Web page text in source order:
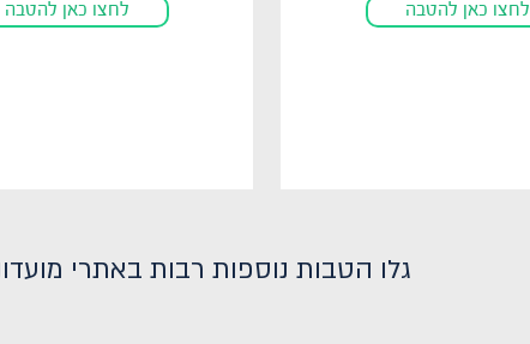
לחצו כאן להטבה לחצו כאן להטבה
גלו הטבות נוספות רבות באתרי